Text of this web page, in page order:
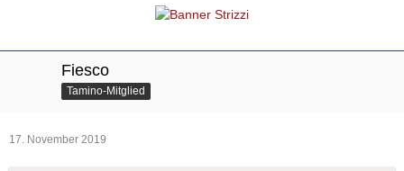
das Solistenquartett ist bestens besetzt. Für mich eine der
entstand 1967.
Meine Ausgabe enthält als "Zugaben" noch das "Exsultate,
jubilate", gesungen von Barbara Hendricks (mit Neville Marriner
als Dirigent) sowie ein Kuriosum, nämlich das "Ave Verum" mit
Musikfreunde Wien und dem Philharmonia Orchestra London.
Fiesco
Tamino-Mitglied
17. November 2019